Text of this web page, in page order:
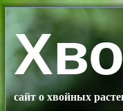
сайт о хвойных